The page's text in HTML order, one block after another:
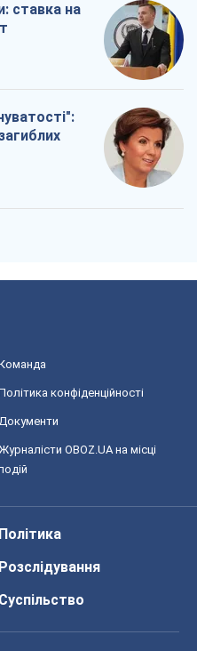
ставка на
конфіденційності
Журналісти OBOZ.UA на місці
Політика
Розслідування
Суспільство